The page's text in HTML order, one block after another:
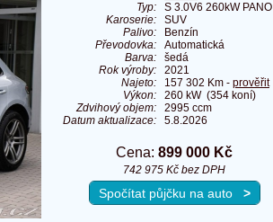
Typ:
S 3.0V6 260kW PANO
Karoserie:
SUV
Palivo:
Benzín
Převodovka:
Automatická
Barva:
šedá
Rok výroby:
2021
Najeto:
157 302 Km - prověřit
Výkon:
260 kW (354 koní)
Zdvihový objem:
2995 ccm
Datum aktualizace:
5.8.2026
Cena: 899 000 Kč
742 975 Kč bez DPH
Spočítat půjčku na auto >